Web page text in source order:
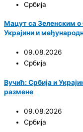
Србија
Мацут са Зеленским о
Украјини и
09.08.2026
Србија
Вучић: Србија и
размене
09.08.2026
Србија